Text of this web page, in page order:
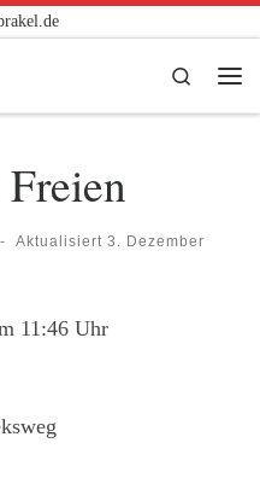
Search
- Aktualisiert 3. Dezember
11:46 Uhr